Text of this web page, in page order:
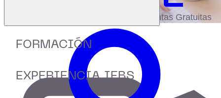
FORMACIÓN
EXPERIENCIA IEBS
Accede a más de 150 Recursos, Guías,
eBooks,Plantillas, Estudios y Herramientas Gratuitas